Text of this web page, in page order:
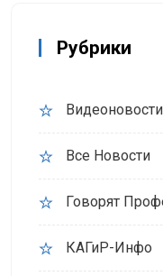
Рубрики
Видеоновости
Все Новости
Говорят
КАГиР-Инфо